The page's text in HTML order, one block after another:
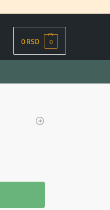
0RSD 0